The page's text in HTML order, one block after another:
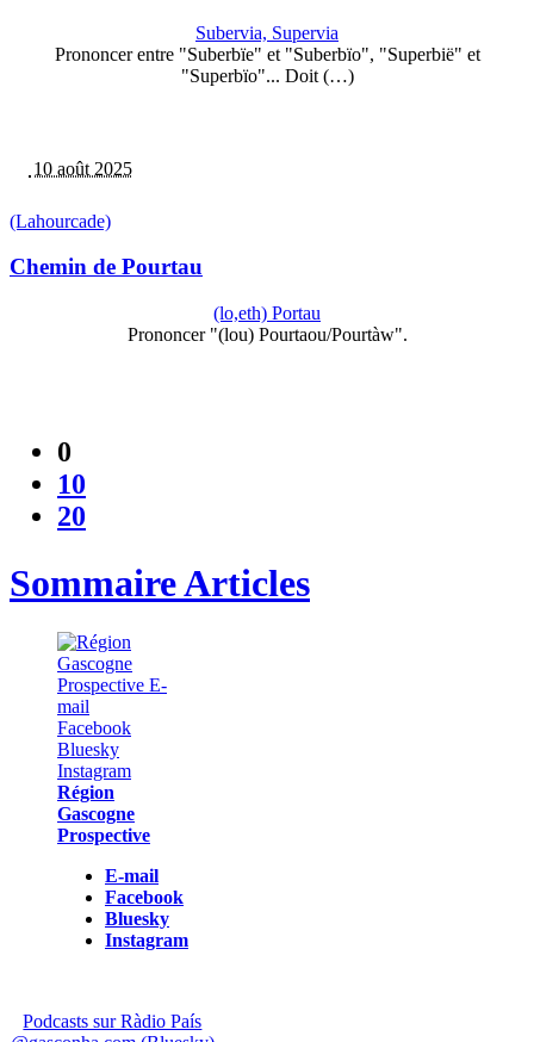
Subervia, Supervia
Prononcer entre "Suberbïe" et "Suberbïo", "Superbië" et
"Superbïo"... Doit (…)
10 août 2025
(Lahourcade)
Chemin de Pourtau
(lo,eth) Portau
Prononcer "(lou) Pourtaou/Pourtàw".
0
10
20
Sommaire Articles
Région
Gascogne
Prospective
E-mail
Facebook
Bluesky
Instagram
Podcasts sur Ràdio País